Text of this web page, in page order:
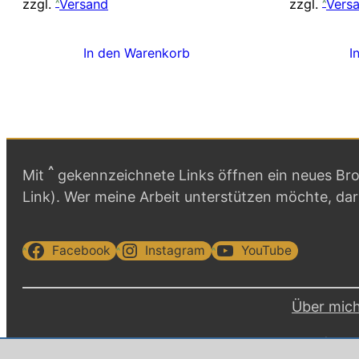
zzgl. Versand
In den Warenkorb
zzgl.
Mit ^ gekennzeichnete Links öffnen ein neues
Link). Wer meine Arbeit unterstützen möchte,
Facebook Instagram YouTube
Über